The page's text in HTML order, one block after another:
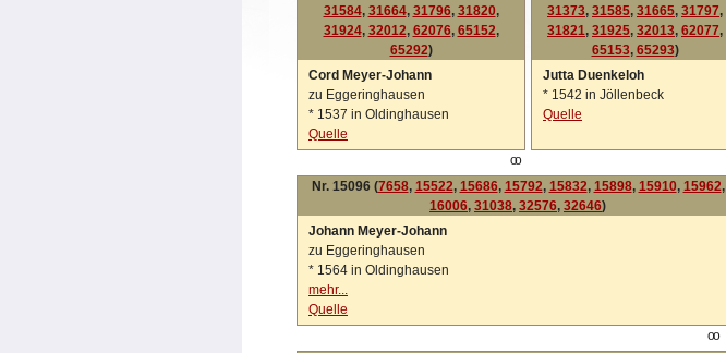
31584, 31664, 31796, 31820,
31924, 32012, 62076, 65152,
65292)
Cord Meyer-Johann
zu Eggeringhausen
* 1537 in Oldinghausen
Quelle
31373, 31585, 31665, 31797,
31821, 31925, 32013, 62077,
65153, 65293)
Jutta Duenkeloh
* 1542 in Jöllenbeck
Quelle
oo
Nr. 15096 (7658, 15522, 15686, 15792, 15832, 15898, 15910, 15962,
16006, 31038, 32576, 32646)
Johann Meyer-Johann
zu Eggeringhausen
* 1564 in Oldinghausen
mehr...
Quelle
oo